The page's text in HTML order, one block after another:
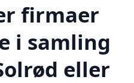
firmaer
i samling
eller